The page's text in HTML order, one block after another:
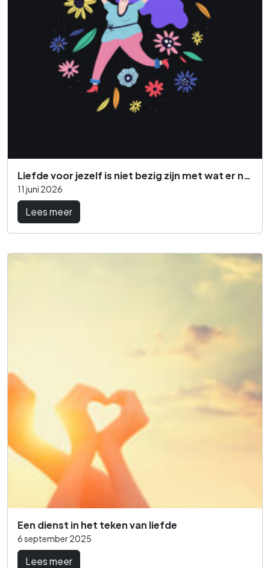
Liefde voor jezelf is niet bezig zijn met wat er nog niet is
11 juni 2026
Lees meer
Een dienst in het teken van liefde
6 september 2025
Lees meer